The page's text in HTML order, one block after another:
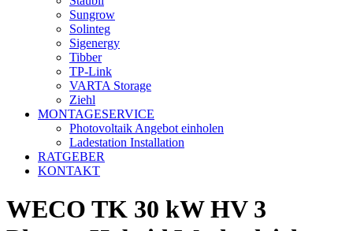
Sungrow
Solinteg
Sigenergy
Tibber
TP-Link
VARTA Storage
Ziehl
MONTAGESERVICE
Photovoltaik Angebot einholen
Ladestation Installation
RATGEBER
KONTAKT
WECO TK 30 kW HV 3